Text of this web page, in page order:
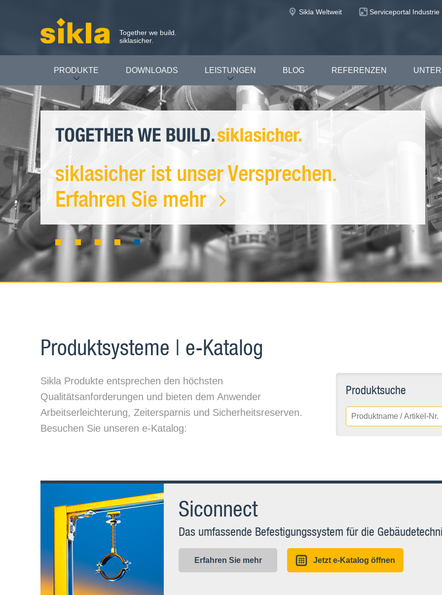
Together we build.
siklasicher.
Sikla Weltweit Serviceportal Industrie
PRODUKTE DOWNLOADS LEISTUNGEN BLOG REFERENZEN
siklasicher ist unser Versprechen.
Erfahren Sie mehr
Produktsysteme | e-Katalog
Sikla Produkte entsprechen den höchsten
Qualitätsanforderungen und bieten dem Anwender
Arbeitserleichterung, Zeitersparnis und Sicherheitsreserven.
Besuchen Sie unseren e-Katalog:
Produktsuche
Siconnect
Das umfassende Befestigungssystem für die
Erfahren Sie mehr Jetzt e-Katalog öffnen